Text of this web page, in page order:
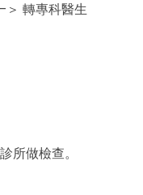
＞ 轉專科醫生
所做檢查。